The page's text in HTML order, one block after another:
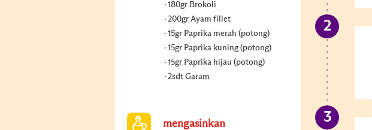
180gr Brokoli
200gr Ayam fillet
15gr Paprika merah (potong)
15gr Paprika kuning (potong)
15gr Paprika hijau (potong)
2sdt Garam
mengasinkan